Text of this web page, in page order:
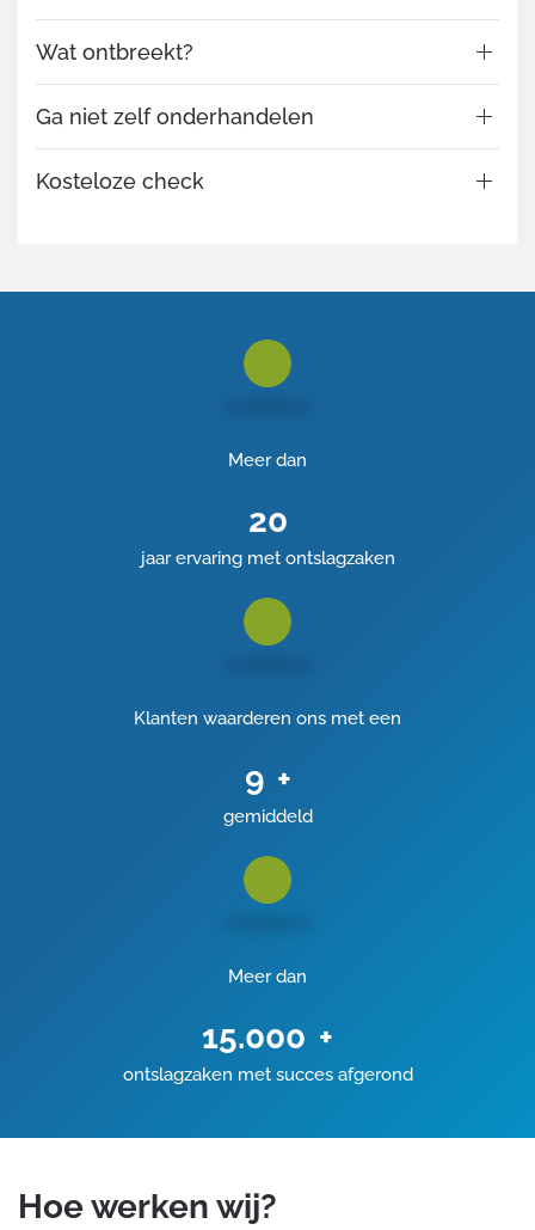
Wat ontbreekt?
Ga niet zelf onderhandelen
Kosteloze check
Meer dan
20
jaar ervaring met ontslagzaken
Klanten waarderen ons met een
9 +
gemiddeld
Meer dan
15.000 +
ontslagzaken met succes afgerond
Hoe werken wij?